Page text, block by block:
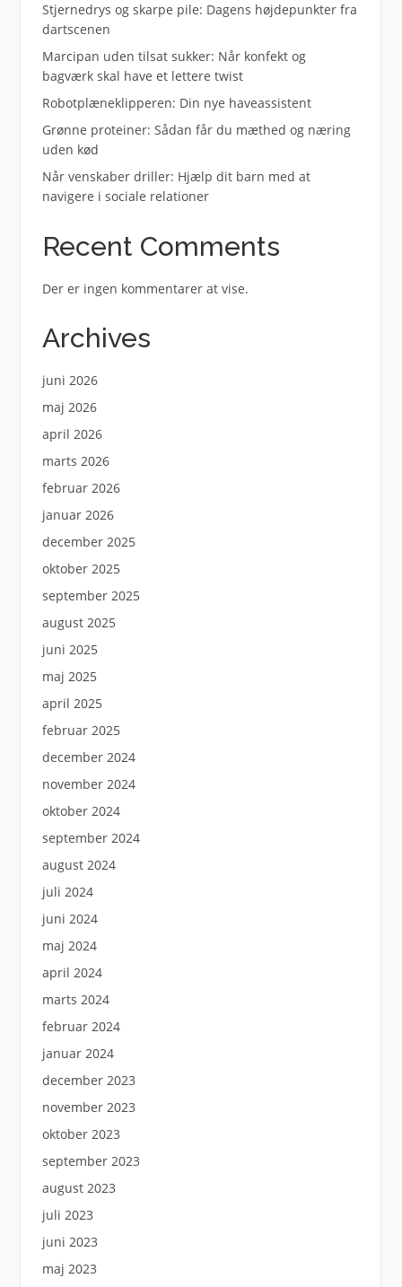
Stjernedrys og skarpe pile: Dagens højdepunkter fra
dartscenen
Marcipan uden tilsat sukker: Når konfekt og
bagværk skal have et lettere twist
Robotplæneklipperen: Din nye haveassistent
Grønne proteiner: Sådan får du mæthed og næring
uden kød
Når venskaber driller: Hjælp dit barn med at
navigere i sociale relationer
Recent Comments
Der er ingen kommentarer at vise.
Archives
juni 2026
maj 2026
april 2026
marts 2026
februar 2026
januar 2026
december 2025
oktober 2025
september 2025
august 2025
juni 2025
maj 2025
april 2025
februar 2025
december 2024
november 2024
oktober 2024
september 2024
august 2024
juli 2024
juni 2024
maj 2024
april 2024
marts 2024
februar 2024
januar 2024
december 2023
november 2023
oktober 2023
september 2023
august 2023
juli 2023
juni 2023
maj 2023